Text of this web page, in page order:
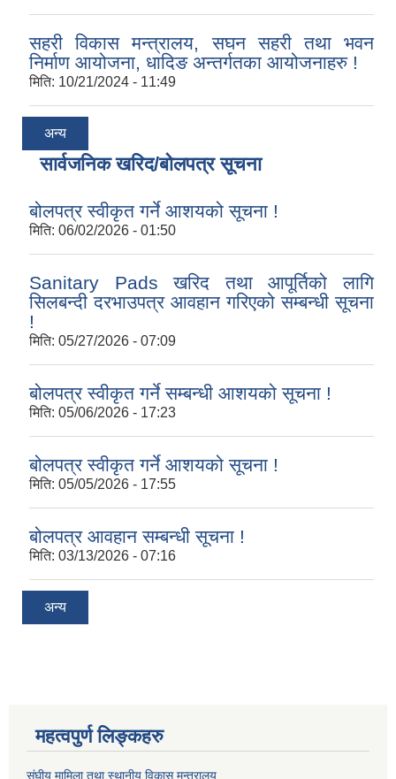
सहरी विकास मन्त्रालय, सघन सहरी तथा भवन
निर्माण आयोजना, धादिङ अन्तर्गतका आयोजनाहरु !
मिति: 10/21/2024 - 11:49
अन्य
सार्वजनिक खरिद/बोलपत्र सूचना
बोलपत्र स्वीकृत गर्ने आशयको सूचना !
मिति: 06/02/2026 - 01:50
Sanitary Pads खरिद तथा आपूर्तिको लागि
सिलबन्दी दरभाउपत्र आवहान गरिएको सम्बन्धी सूचना
!
मिति: 05/27/2026 - 07:09
बोलपत्र स्वीकृत गर्ने सम्बन्धी आशयको सूचना !
मिति: 05/06/2026 - 17:23
बोलपत्र स्वीकृत गर्ने आशयको सूचना !
मिति: 05/05/2026 - 17:55
बोलपत्र आवहान सम्बन्धी सूचना !
मिति: 03/13/2026 - 07:16
अन्य
महत्वपुर्ण लिङ्कहरु
संघीय मामिला तथा स्थानीय विकास मन्त्रालय